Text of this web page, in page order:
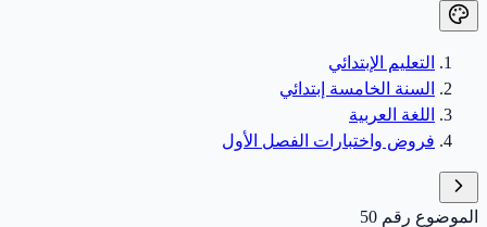
التعليم الإبتدائي
السنة الخامسة إبتدائي
اللغة العربية
فروض واختبارات الفصل الأول
الموضوع رقم 50